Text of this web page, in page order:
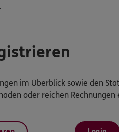
im Überblick sowie den
oder reichen Rechnungen